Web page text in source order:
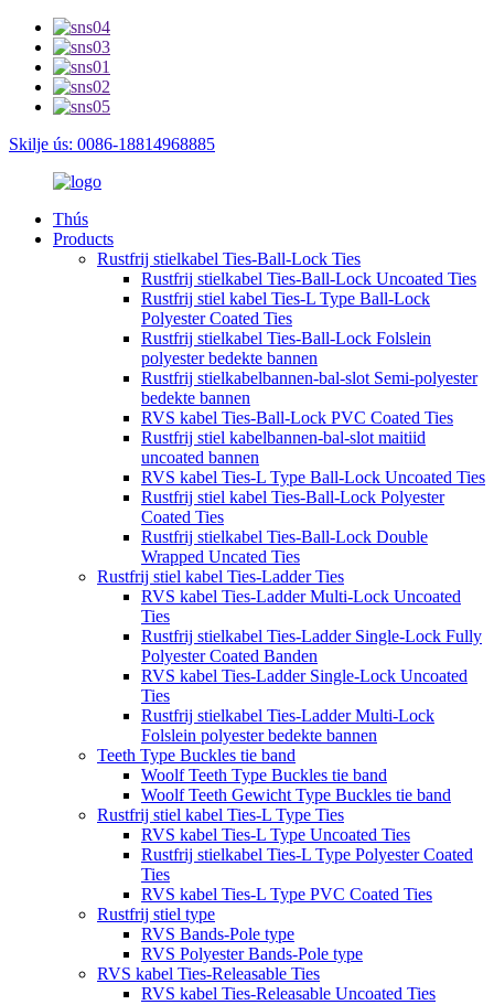
Skilje ús: 0086-18814968885
Thús
Products
Rustfrij stielkabel Ties-Ball-Lock Ties
Rustfrij stielkabel Ties-Ball-Lock Uncoated Ties
Rustfrij stiel kabel Ties-L Type Ball-Lock
Polyester Coated Ties
Rustfrij stielkabel Ties-Ball-Lock Folslein
polyester bedekte bannen
Rustfrij stielkabelbannen-bal-slot Semi-polyester
bedekte bannen
RVS kabel Ties-Ball-Lock PVC Coated Ties
Rustfrij stiel kabelbannen-bal-slot maitiid
uncoated bannen
RVS kabel Ties-L Type Ball-Lock Uncoated Ties
Rustfrij stiel kabel Ties-Ball-Lock Polyester
Coated Ties
Rustfrij stielkabel Ties-Ball-Lock Double
Wrapped Uncated Ties
Rustfrij stiel kabel Ties-Ladder Ties
RVS kabel Ties-Ladder Multi-Lock Uncoated
Ties
Rustfrij stielkabel Ties-Ladder Single-Lock Fully
Polyester Coated Banden
RVS kabel Ties-Ladder Single-Lock Uncoated
Ties
Rustfrij stielkabel Ties-Ladder Multi-Lock
Folslein polyester bedekte bannen
Teeth Type Buckles tie band
Woolf Teeth Type Buckles tie band
Woolf Teeth Gewicht Type Buckles tie band
Rustfrij stiel kabel Ties-L Type Ties
RVS kabel Ties-L Type Uncoated Ties
Rustfrij stielkabel Ties-L Type Polyester Coated
Ties
RVS kabel Ties-L Type PVC Coated Ties
Rustfrij stiel type
RVS Bands-Pole type
RVS Polyester Bands-Pole type
RVS kabel Ties-Releasable Ties
RVS kabel Ties-Releasable Uncoated Ties